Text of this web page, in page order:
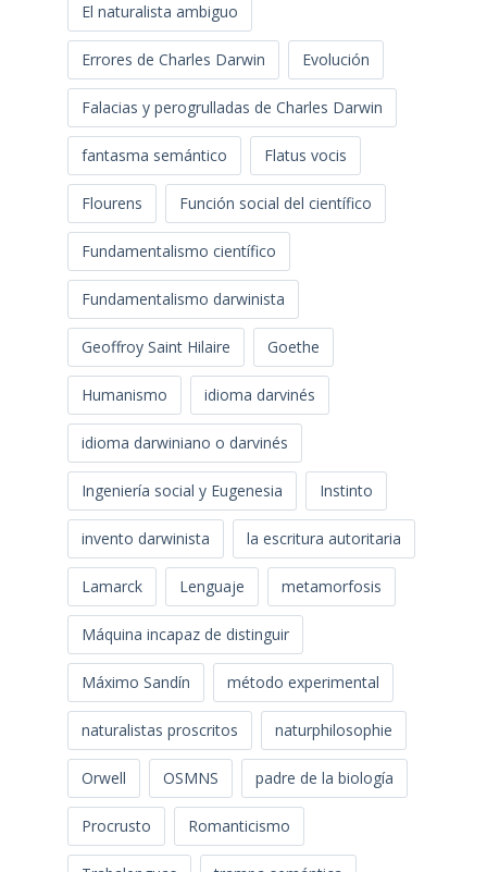
El naturalista ambiguo
Errores de Charles Darwin Evolución
Falacias y perogrulladas de Charles Darwin
fantasma semántico Flatus vocis
Flourens Función social del científico
Fundamentalismo científico
Fundamentalismo darwinista
Geoffroy Saint Hilaire Goethe
Humanismo idioma darvinés
idioma darwiniano o darvinés
Ingeniería social y Eugenesia Instinto
invento darwinista la escritura autoritaria
Lamarck Lenguaje metamorfosis
Máquina incapaz de distinguir
Máximo Sandín método experimental
naturalistas proscritos naturphilosophie
Orwell OSMNS padre de la biología
Procrusto Romanticismo